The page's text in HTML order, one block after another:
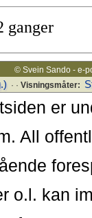
ganger
© Svein Sando - e-
· · Visningsmåter:
er
All
o.l. kan